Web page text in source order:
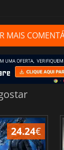
MAIS
24.24€